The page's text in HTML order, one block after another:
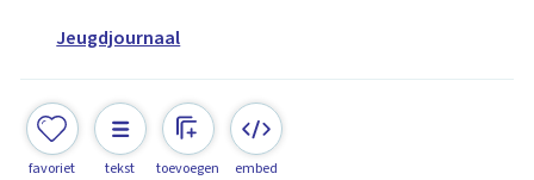
Jeugdjournaal
favoriet tekst toevoegen embed